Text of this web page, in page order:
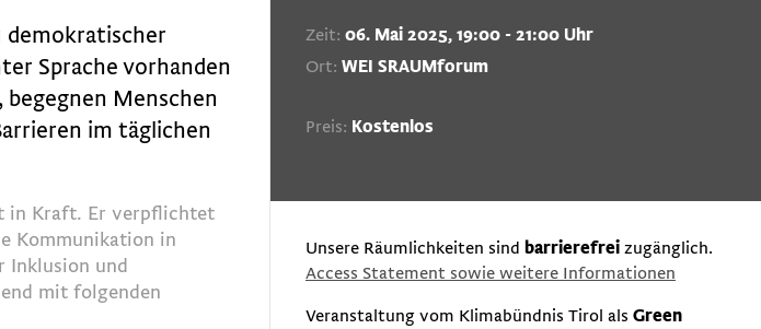
demokratischer
Sprache vorhanden
Menschen
im täglichen
in Kraft. Er verpflichtet
Kommunikation in
Inklusion und
mit folgenden
Zeit: 06. Mai 2025, 19:00 - 21:00 Uhr
Ort: WEI SRAUMforum
Preis: Kostenlos
Unsere Räumlichkeiten sind barrierefrei zugänglich.
Access Statement sowie weitere Informationen
Veranstaltung vom Klimabündnis Tirol als Green